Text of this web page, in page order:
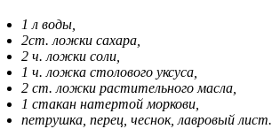
1 л воды,
2ст. ложки сахара,
2 ч. ложки соли,
1 ч. ложка столового уксуса,
2 ст. ложки растительного масла,
1 стакан натертой моркови,
петрушка, перец, чеснок, лавровый лист.